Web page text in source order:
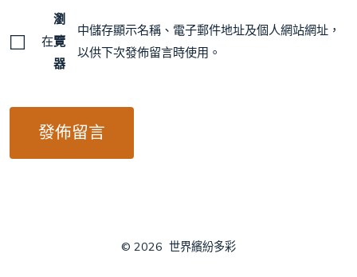
在
瀏
覽
器
中儲存顯示名稱、電子郵件地址及個人網站網址，
以供下次發佈留言時使用。
© 2026 世界繽紛多彩